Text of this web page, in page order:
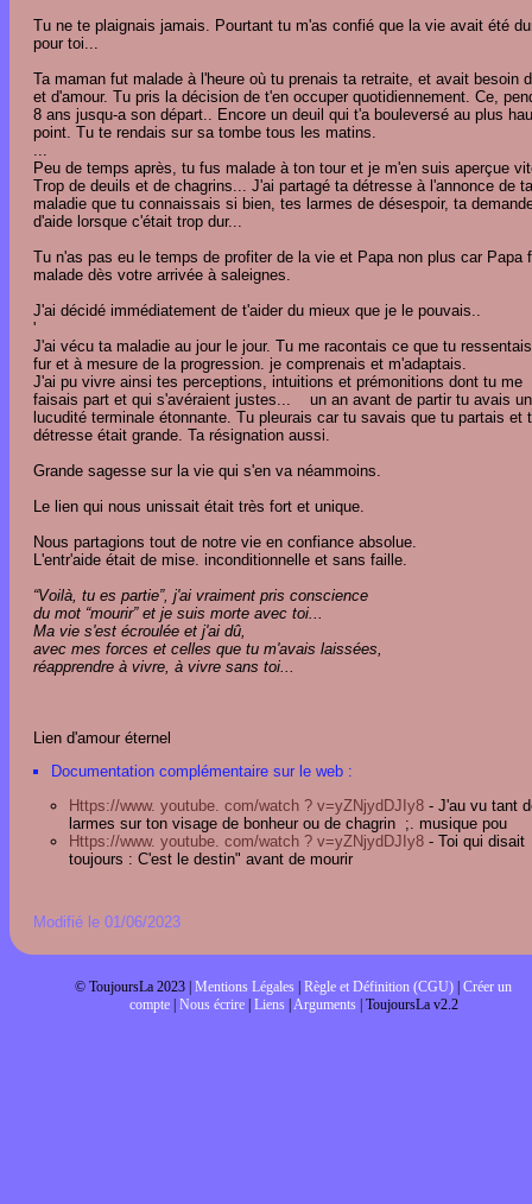
Tu ne te plaignais jamais. Pourtant tu m'as confié que la vie avait été
pour toi...
Ta maman fut malade à l'heure où tu prenais ta retraite, et avait besoin
et d'amour. Tu pris la décision de t'en occuper quotidiennement. Ce,
8 ans jusqu-a son départ.. Encore un deuil qui t'a bouleversé au plus
point. Tu te rendais sur sa tombe tous les matins.
...
Peu de temps après, tu fus malade à ton tour et je m'en suis aperçue
Trop de deuils et de chagrins... J'ai partagé ta détresse à l'annonce de ta
maladie que tu connaissais si bien, tes larmes de désespoir, ta
d'aide lorsque c'était trop dur...
Tu n'as pas eu le temps de profiter de la vie et Papa non plus car Papa
malade dès votre arrivée à saleignes.
J'ai décidé immédiatement de t'aider du mieux que je le pouvais..
'
J'ai vécu ta maladie au jour le jour. Tu me racontais ce que tu
fur et à mesure de la progression. je comprenais et m'adaptais.
J'ai pu vivre ainsi tes perceptions, intuitions et prémonitions dont tu me
faisais part et qui s'avéraient justes... un an avant de partir tu avais
lucudité terminale étonnante. Tu pleurais car tu savais que tu partais et
détresse était grande. Ta résignation aussi.
Grande sagesse sur la vie qui s'en va néammoins.
Le lien qui nous unissait était très fort et unique.
Nous partagions tout de notre vie en confiance absolue.
L'entr'aide était de mise. inconditionnelle et sans faille.
“Voilà, tu es partie”, j'ai vraiment pris conscience
du mot “mourir” et je suis morte avec toi...
Ma vie s'est écroulée et j'ai dû,
avec mes forces et celles que tu m'avais laissées,
réapprendre à vivre, à vivre sans toi...
Lien d'amour éternel
Documentation complémentaire sur le web :
Https://www. youtube. com/watch ? v=yZNjydDJIy8 - J'au vu tant
larmes sur ton visage de bonheur ou de chagrin ;. musique pou
Https://www. youtube. com/watch ? v=yZNjydDJIy8 - Toi qui disait
toujours : C'est le destin" avant de mourir
Modifié le 01/06/2023
© ToujoursLa 2023 | Mentions Légales Règle et Définition (CGU) Créer un
compte| Nous écrire| Liens| Arguments| ToujoursLa v2.2